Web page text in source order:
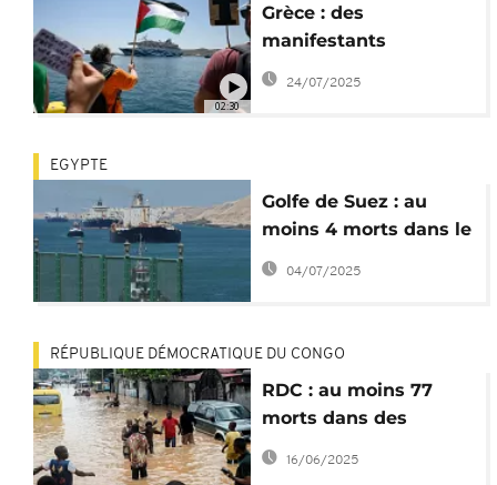
02:30
Grèce : des
manifestants
empêchent le
débarquement de
24/07/2025
EGYPTE
Golfe de Suez : au
moins 4 morts dans le
chavirage d'un navire
04/07/2025
RÉPUBLIQUE DÉMOCRATIQUE DU CONGO
RDC : au moins 77
morts dans des
inondations et des
accidents de bateau
16/06/2025